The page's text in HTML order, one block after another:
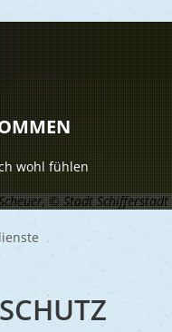
LEBEN
Vereine
Kinder
Senioren
RATHAUS
Aktuelles
Bürger-
© Stadt Schifferstadt
wohl fühlen